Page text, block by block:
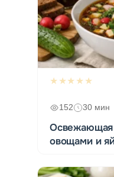
★★★★★
152 30 мин
Освежающая
овощами и